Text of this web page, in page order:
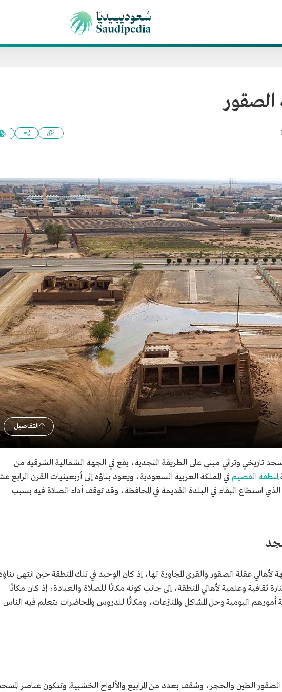
التفاصيل
تاريخي وتراثي مبني على الطريقة النجدية، يقع في الجهة الشمالية الشرقية من
لمنطقة القصيم في المملكة العربية السعودية، ويعود بناؤه إلى أربعينيات القرن الرابع
استطاع البقاء في البلدة القديمة في المحافظة، وقد توقف أداء الصلاة فيه بسبب
عقلة الصقور والقرى المجاورة لها، إذ كان الوحيد في تلك المنطقة حين انتهى
وشكّل منارة ثقافية وعلمية لأهالي المنطقة، إلى جانب كونه مكانًا للصلاة والعبادة، إذ كان مكانًا
أمورهم اليومية وحل المشاكل والمنازعات، ومكانًا للدروس والمحاضرات يتعلم فيه الناس
الطين والحجر، وسُقف بعدد من المرابيع والألواح الخشبية. وتتكون عناصر